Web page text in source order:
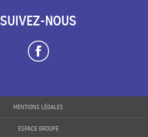
SUIVEZ-NOUS
MENTIONS LÉGALES
ESPACE GROUPE